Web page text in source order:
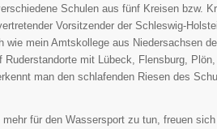
Schulen aus fünf Kreisen bzw.
Vorsitzender der Schleswig-
wie mein Amtskollege aus Niedersachsen
Ruderstandorte mit Lübeck, Flensburg,
man den schlafenden Riesen des
für den Wassersport zu tun, freuen